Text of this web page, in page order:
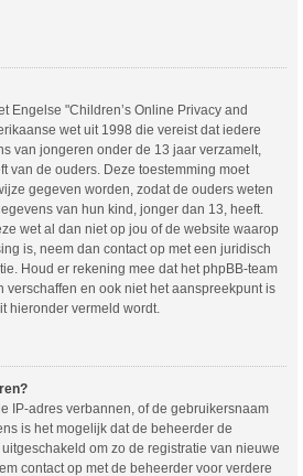
Engelse "Children’s Online Privacy and
wet uit 1998 die vereist dat iedere
van jongeren onder de 13 jaar verzamelt,
van de ouders. Deze toestemming moet
gegeven worden, zodat de ouders weten
van hun kind, jonger dan 13, heeft.
wet al dan niet op jou of de website waarop
is, neem dan contact op met een juridisch
Houd er rekening mee dat het phpBB-team
verschaffen en ook niet het aanspreekpunt is
hieronder vermeld wordt.
IP-adres verbannen, of de gebruikersnaam
is het mogelijk dat de beheerder de
om zo de registratie van nieuwe
contact op met de beheerder voor verdere